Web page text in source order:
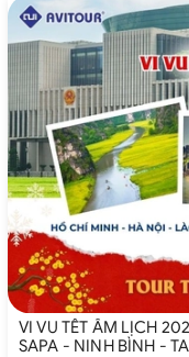
VI VU TẾT ÂM LỊCH
SAPA - NINH BÌNH -